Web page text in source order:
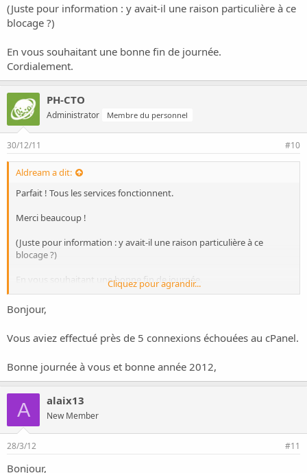
(Juste pour information : y avait-il une raison particulière à ce
blocage ?)
En vous souhaitant une bonne fin de journée.
Cordialement.
PH-CTO
Administrator Membre du personnel
30/12/11 #10
Aldream a dit:
Parfait ! Tous les services fonctionnent.
Merci beaucoup !
(Juste pour information : y avait-il une raison particulière à ce
blocage ?)
En vous souhaitant une bonne fin de journée.
Cordialement.
Cliquez pour agrandir...
Bonjour,
Vous aviez effectué près de 5 connexions échouées au cPanel.
Bonne journée à vous et bonne année 2012,
A alaix13
New Member
28/3/12 #11
Bonjour,